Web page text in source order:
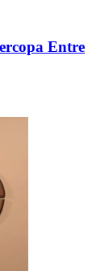
Entre